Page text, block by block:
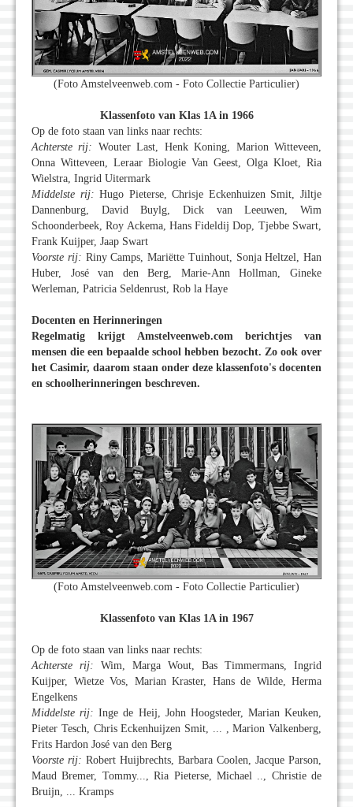
(Foto Amstelveenweb.com - Foto Collectie Particulier)
Klassenfoto van Klas 1A in 1966
Op de foto staan van links naar rechts:
Achterste rij: Wouter Last, Henk Koning, Marion Witteveen,
Onna Witteveen, Leraar Biologie Van Geest, Olga Kloet, Ria
Wielstra, Ingrid Uitermark
Middelste rij: Hugo Pieterse, Chrisje Eckenhuizen Smit, Jiltje
Dannenburg, David Buylg, Dick van Leeuwen, Wim
Schoonderbeek, Roy Ackema, Hans Fideldij Dop, Tjebbe Swart,
Frank Kuijper, Jaap Swart
Voorste rij: Riny Camps, Mariëtte Tuinhout, Sonja Heltzel, Han
Huber, José van den Berg, Marie-Ann Hollman, Gineke
Werleman, Patricia Seldenrust, Rob la Haye
Docenten en Herinneringen
Regelmatig krijgt Amstelveenweb.com berichtjes van
mensen die een bepaalde school hebben bezocht. Zo ook over
het Casimir, daarom staan onder deze klassenfoto's docenten
en schoolherinneringen beschreven.
(Foto Amstelveenweb.com - Foto Collectie Particulier)
Klassenfoto van Klas 1A in 1967
Op de foto staan van links naar rechts:
Achterste rij: Wim, Marga Wout, Bas Timmermans, Ingrid
Kuijper, Wietze Vos, Marian Kraster, Hans de Wilde, Herma
Engelkens
Middelste rij: Inge de Heij, John Hoogsteder, Marian Keuken,
Pieter Tesch, Chris Eckenhuijzen Smit, ... , Marion Valkenberg,
Frits Hardon José van den Berg
Voorste rij: Robert Huijbrechts, Barbara Coolen, Jacque Parson,
Maud Bremer, Tommy..., Ria Pieterse, Michael .., Christie de
Bruijn, ... Kramps